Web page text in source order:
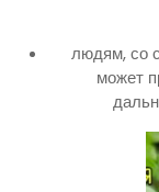
людям, со
может